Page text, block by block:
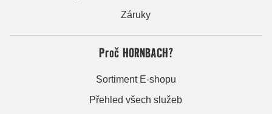
Záruky
Proč HORNBACH?
Sortiment E-shopu
Přehled všech služeb